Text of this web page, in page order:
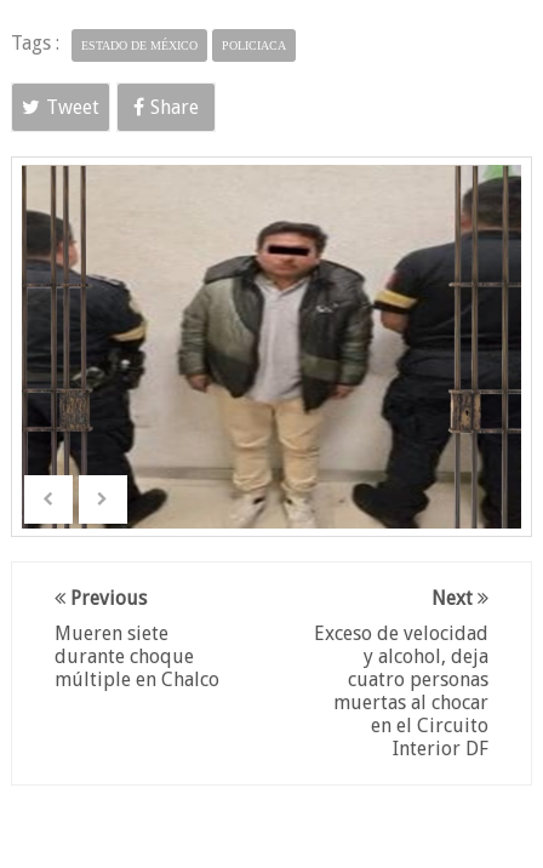
Tags : ESTADO DE MÉXICO POLICIACA
Tweet Share
Next
Exceso de velocidad
y alcohol, deja
cuatro personas
muertas al chocar
en el Circuito
Interior DF
Previous
Mueren siete
durante choque
múltiple en Chalco